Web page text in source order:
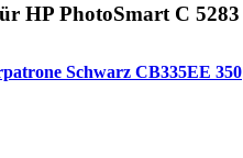
HP PhotoSmart C 5283
Schwarz CB335EE 350